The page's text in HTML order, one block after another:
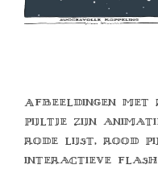
Afbeeldingen
pijltje zijn
rode lijst, rood
interactieve flash